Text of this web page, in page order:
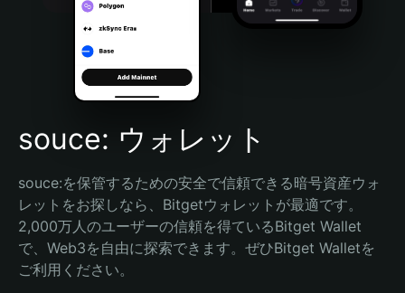
Português (Brasil)
Español (Argentina)
souce: ウォレット
souce:を保管するための安全で信頼できる暗号資産ウォ
レットをお探しなら、Bitgetウォレットが最適です。
2,000万人のユーザーの信頼を得ているBitget Wallet
で、Web3を自由に探索できます。ぜひBitget Walletを
ご利用ください。